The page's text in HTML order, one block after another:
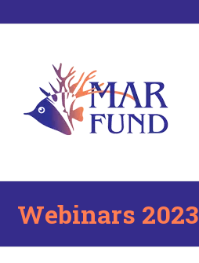
Webinars 2023